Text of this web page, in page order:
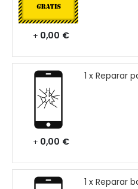
+ 0,00 €
1 x Reparar
+ 0,00 €
1 x Reparar